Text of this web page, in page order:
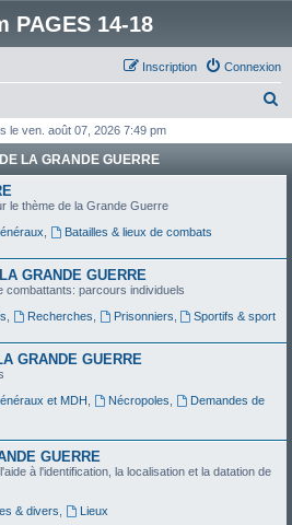
PAGES 14-18
Connexion
Inscription
h
c
le ven. août 07, 2026 7:49 pm
LA GRANDE GUERRE
le thème de la Grande Guerre
Batailles & lieux de combats
GRANDE GUERRE
combattants: parcours individuels
Recherches Prisonniers
Sportifs & sport
GRANDE GUERRE
et MDH Nécropoles
Demandes de
GUERRE
à l'identification, la localisation et la datation de
& divers
Lieux